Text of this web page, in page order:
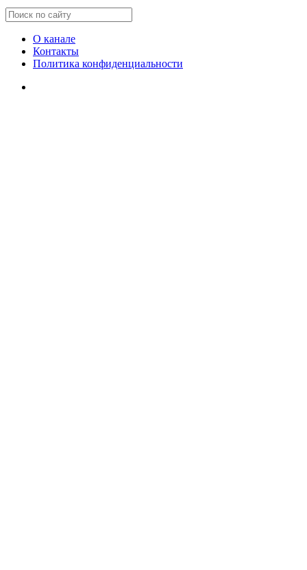
О канале
Контакты
Политика конфиденциальности